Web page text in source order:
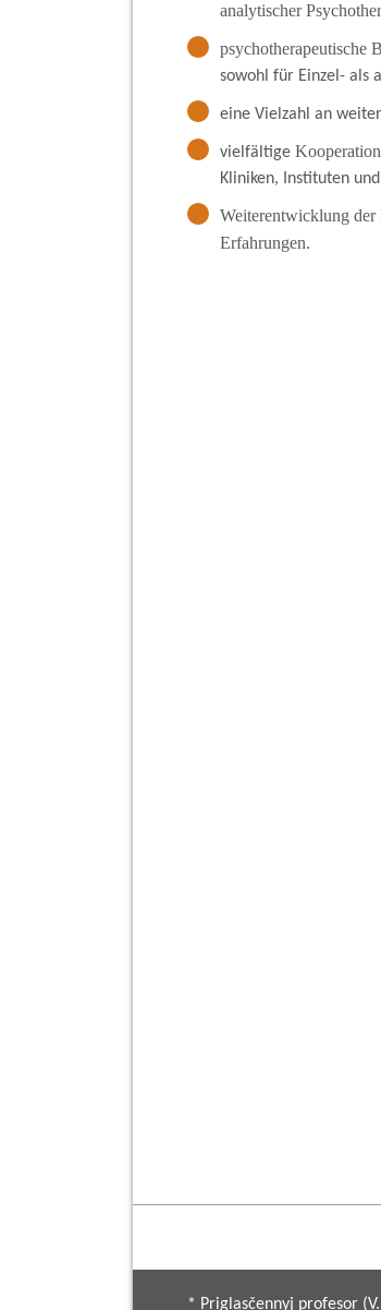
analytischer
psychotherapeutische
sowohl für Einzel- als
eine Vielzahl an
vielfältige
Kliniken, Instituten
Weiterentwicklung der
Erfahrungen.
* Priglasčennyj profesor